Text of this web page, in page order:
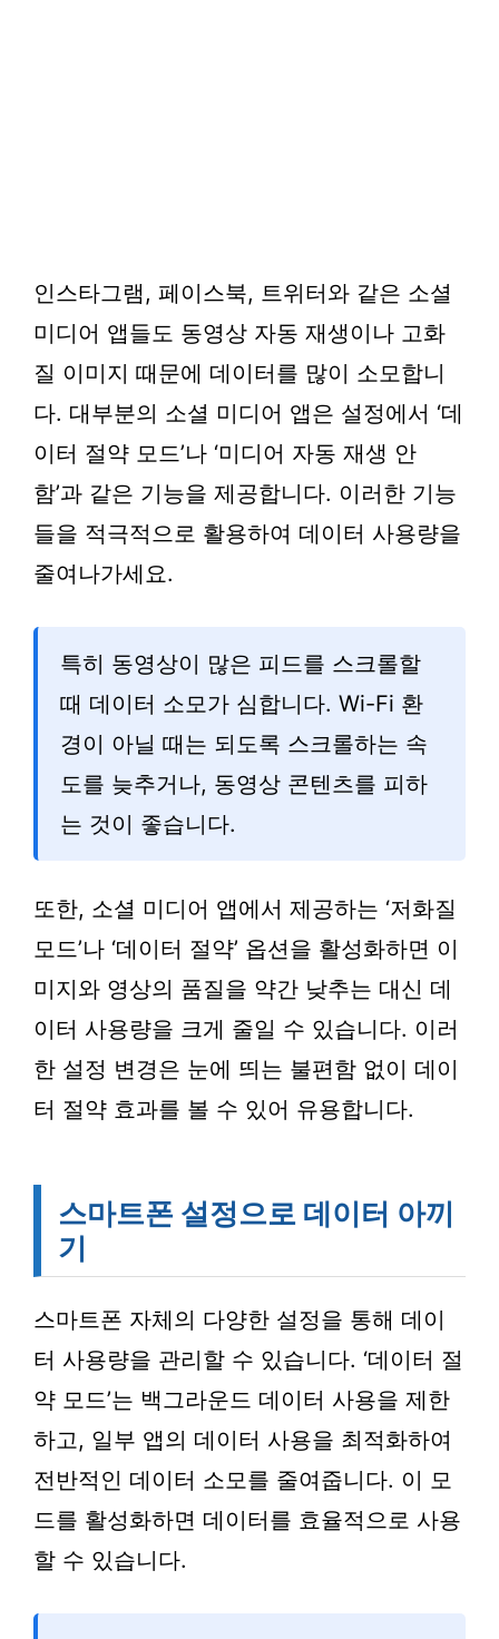
인스타그램, 페이스북, 트위터와 같은 소셜
미디어 앱들도 동영상 자동 재생이나 고화
질 이미지 때문에 데이터를 많이 소모합니
다. 대부분의 소셜 미디어 앱은 설정에서 ‘데
이터 절약 모드’나 ‘미디어 자동 재생 안
함’과 같은 기능을 제공합니다. 이러한 기능
들을 적극적으로 활용하여 데이터 사용량을
줄여나가세요.
특히 동영상이 많은 피드를 스크롤할
때 데이터 소모가 심합니다. Wi-Fi 환
경이 아닐 때는 되도록 스크롤하는 속
도를 늦추거나, 동영상 콘텐츠를 피하
는 것이 좋습니다.
또한, 소셜 미디어 앱에서 제공하는 ‘저화질
모드’나 ‘데이터 절약’ 옵션을 활성화하면 이
미지와 영상의 품질을 약간 낮추는 대신 데
이터 사용량을 크게 줄일 수 있습니다. 이러
한 설정 변경은 눈에 띄는 불편함 없이 데이
터 절약 효과를 볼 수 있어 유용합니다.
스마트폰 설정으로 데이터 아끼
기
스마트폰 자체의 다양한 설정을 통해 데이
터 사용량을 관리할 수 있습니다. ‘데이터 절
약 모드’는 백그라운드 데이터 사용을 제한
하고, 일부 앱의 데이터 사용을 최적화하여
전반적인 데이터 소모를 줄여줍니다. 이 모
드를 활성화하면 데이터를 효율적으로 사용
할 수 있습니다.